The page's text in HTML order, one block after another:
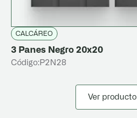
CALCÁREO
3 Panes Negro 20x20
Código: P2N28
Ver producto